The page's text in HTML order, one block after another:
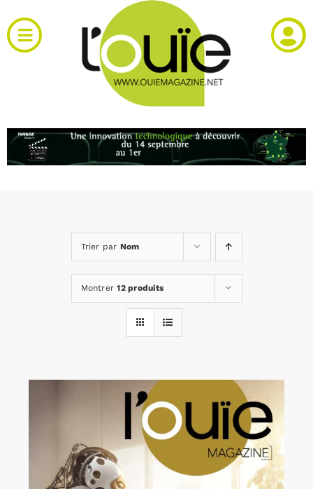
au
contenu
Toggle
Navigation
RH et emploi
Trier par Nom
Montrer12 produits